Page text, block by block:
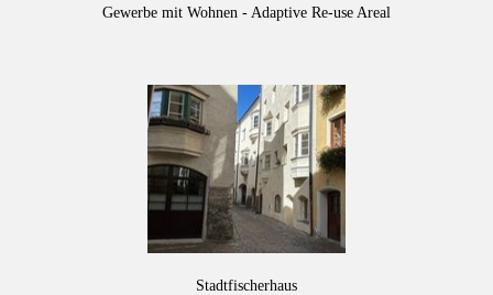
Gewerbe mit Wohnen - Adaptive Re-use Areal
Stadtfischerhaus